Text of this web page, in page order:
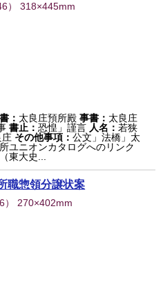
） 318×445mm
： 太良庄預所殿 事書： 太良庄
書止：恐惶」謹言 人名：若狭
庄 その他事項：公文」法橋」太
ユニオンカタログへのリンク
（東大史...
職惣領分譲状案
） 270×402mm